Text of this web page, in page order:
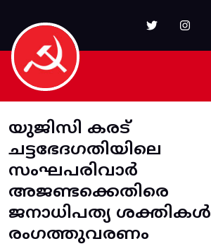
യുജിസി കരട്
ചട്ടഭേദഗതിയിലെ
സംഘപരിവാർ
അജണ്ടക്കെതിരെ
ജനാധിപത്യ ശക്തികൾ
രംഗത്തുവരണം